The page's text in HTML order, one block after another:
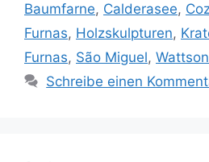
Baumfarne, Calderasee,
Furnas, Holzskulpturen,
Furnas, São Miguel,
Schreibe einen